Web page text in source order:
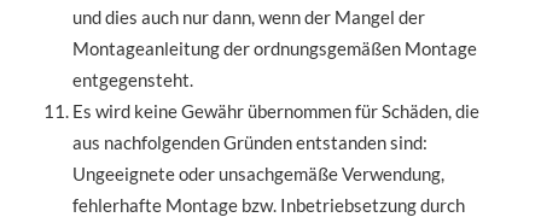
und dies auch nur dann, wenn der Mangel der
Montageanleitung der ordnungsgemäßen Montage
entgegensteht.
Es wird keine Gewähr übernommen für Schäden, die
aus nachfolgenden Gründen entstanden sind:
Ungeeignete oder unsachgemäße Verwendung,
fehlerhafte Montage bzw. Inbetriebsetzung durch